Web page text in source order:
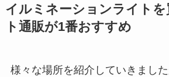
イルミネーションライト
ト通販が1番おすすめ
様々な場所を紹介していきまし